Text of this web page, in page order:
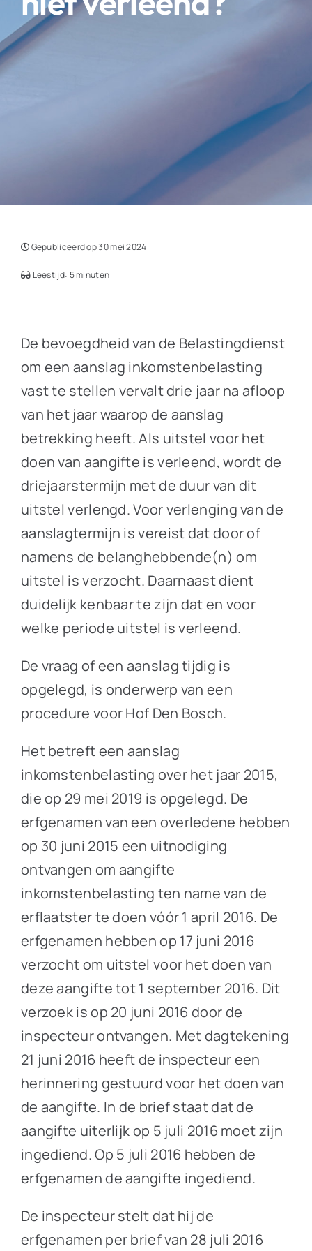
Gepubliceerd op 30 mei 2024
Leestijd: 5 minuten
De bevoegdheid van de Belastingdienst
om een aanslag inkomstenbelasting
vast te stellen vervalt drie jaar na afloop
van het jaar waarop de aanslag
betrekking heeft. Als uitstel voor het
doen van aangifte is verleend, wordt de
driejaarstermijn met de duur van dit
uitstel verlengd. Voor verlenging van de
aanslagtermijn is vereist dat door of
namens de belanghebbende(n) om
uitstel is verzocht. Daarnaast dient
duidelijk kenbaar te zijn dat en voor
welke periode uitstel is verleend.
De vraag of een aanslag tijdig is
opgelegd, is onderwerp van een
procedure voor Hof Den Bosch.
Het betreft een aanslag
inkomstenbelasting over het jaar 2015,
die op 29 mei 2019 is opgelegd. De
erfgenamen van een overledene hebben
op 30 juni 2015 een uitnodiging
ontvangen om aangifte
inkomstenbelasting ten name van de
erflaatster te doen vóór 1 april 2016. De
erfgenamen hebben op 17 juni 2016
verzocht om uitstel voor het doen van
deze aangifte tot 1 september 2016. Dit
verzoek is op 20 juni 2016 door de
inspecteur ontvangen. Met dagtekening
21 juni 2016 heeft de inspecteur een
herinnering gestuurd voor het doen van
de aangifte. In de brief staat dat de
aangifte uiterlijk op 5 juli 2016 moet zijn
ingediend. Op 5 juli 2016 hebben de
erfgenamen de aangifte ingediend.
De inspecteur stelt dat hij de
erfgenamen per brief van 28 juli 2016